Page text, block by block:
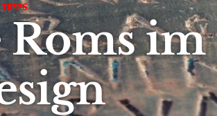
TIPPS
Roms im